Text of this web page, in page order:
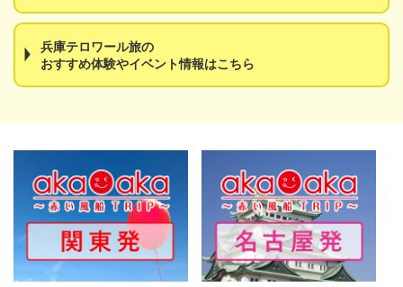
兵庫テロワール旅の
おすすめ体験やイベント情報はこちら